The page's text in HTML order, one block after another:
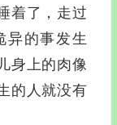
着了，走过
异的事发生
身上的肉像
的人就没有